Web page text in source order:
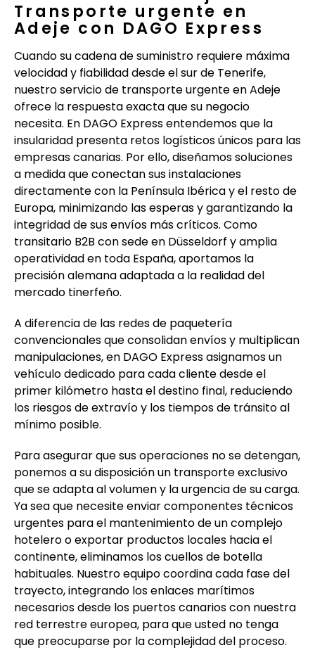
Transporte urgente en
Adeje con DAGO Express
Cuando su cadena de suministro requiere máxima
velocidad y fiabilidad desde el sur de Tenerife,
nuestro servicio de transporte urgente en Adeje
ofrece la respuesta exacta que su negocio
necesita. En DAGO Express entendemos que la
insularidad presenta retos logísticos únicos para las
empresas canarias. Por ello, diseñamos soluciones
a medida que conectan sus instalaciones
directamente con la Península Ibérica y el resto de
Europa, minimizando las esperas y garantizando la
integridad de sus envíos más críticos. Como
transitario B2B con sede en Düsseldorf y amplia
operatividad en toda España, aportamos la
precisión alemana adaptada a la realidad del
mercado tinerfeño.
A diferencia de las redes de paquetería
convencionales que consolidan envíos y multiplican
manipulaciones, en DAGO Express asignamos un
vehículo dedicado para cada cliente desde el
primer kilómetro hasta el destino final, reduciendo
los riesgos de extravío y los tiempos de tránsito al
mínimo posible.
Para asegurar que sus operaciones no se detengan,
ponemos a su disposición un transporte exclusivo
que se adapta al volumen y la urgencia de su carga.
Ya sea que necesite enviar componentes técnicos
urgentes para el mantenimiento de un complejo
hotelero o exportar productos locales hacia el
continente, eliminamos los cuellos de botella
habituales. Nuestro equipo coordina cada fase del
trayecto, integrando los enlaces marítimos
necesarios desde los puertos canarios con nuestra
red terrestre europea, para que usted no tenga
que preocuparse por la complejidad del proceso.